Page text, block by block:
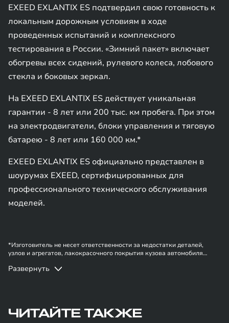
EXEED EXLANTIX ES подтвердил свою готовность к
локальным дорожным условиям в ходе
проведенных испытаний и комплексного
тестирования в России. «Зимний пакет» включает
обогревы всех сидений, рулевого колеса, лобового
стекла и боковых зеркал.
На EXEED EXLANTIX ES действует уникальная
гарантии - 8 лет или 200 тыс. км пробега. При этом
на электродвигатели, блоки управления и тяговую
батарею - 8 лет или 160 000 км.*
EXEED EXLANTIX ES официально представлен в
шоурумах EXEED, сертифицированных для
профессионального технического обслуживания
моделей.
*Изготовитель не несет ответственности за недостатки деталей,
узлов и агрегатов, лакокрасочного покрытия кузова автомобиля
эксплуатации, хранения или транспортировки автомобиля,
на данной странице, приоритет отдается сведениям, указанным в
сервисной книжке. Изготовитель оставляет за собой право внесения
Развернуть
ЧИТАЙТЕ ТАКЖЕ